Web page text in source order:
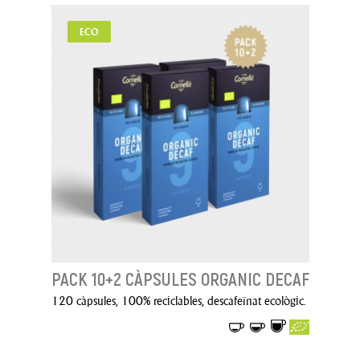
ECO
PACK 10+2 CÀPSULES ORGANIC DECAF
120 càpsules, 100% reciclables, descafeïnat ecològic.